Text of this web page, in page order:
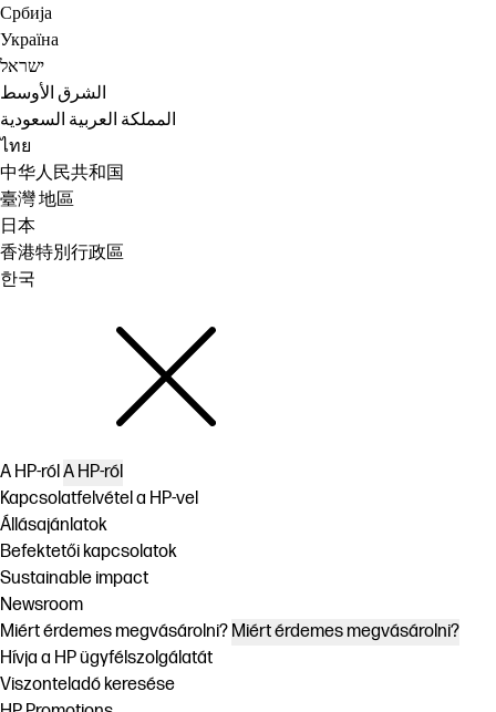
Србија
Україна
ישראל
الشرق الأوسط
المملكة العربية السعودية
ไทย
中华人民共和国
臺灣 地區
日本
香港特別行政區
한국
A HP-rólA HP-ról
Kapcsolatfelvétel a HP-vel
Állásajánlatok
Befektetői kapcsolatok
Sustainable impact
Newsroom
Miért érdemes megvásárolni? Miért érdemes megvásárolni?
Hívja a HP ügyfélszolgálatát
Viszonteladó keresése